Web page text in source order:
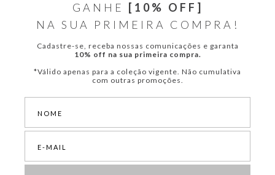
GANHE
[10% OFF]
NA SUA PRIMEIRA COMPRA!
Cadastre-se, receba nossas comunicações e garanta
10% off na sua primeira compra.
*Válido apenas para a coleção vigente. Não cumulativa
com outras promoções.